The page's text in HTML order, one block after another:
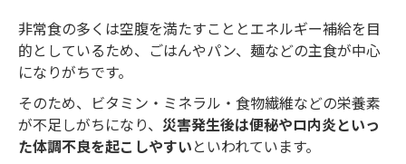
非常食の多くは空腹を満たすこととエネルギー補給を目
的としているため、ごはんやパン、麺などの主食が中心
になりがちです。
そのため、ビタミン・ミネラル・食物繊維などの栄養素
が不足しがちになり、 災害発生後は便秘やロ内炎といっ
た体調不良を起こしやすいといわれています。